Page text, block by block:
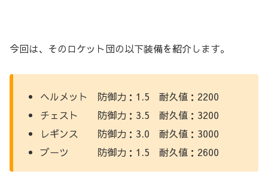
今回は、そのロケット団の以下装備を紹介します。
ヘルメット 防御力：1.5 耐久値：2200
チェスト 防御力：3.5 耐久値：3200
レギンス 防御力：3.0 耐久値：3000
ブーツ 防御力：1.5 耐久値：2600